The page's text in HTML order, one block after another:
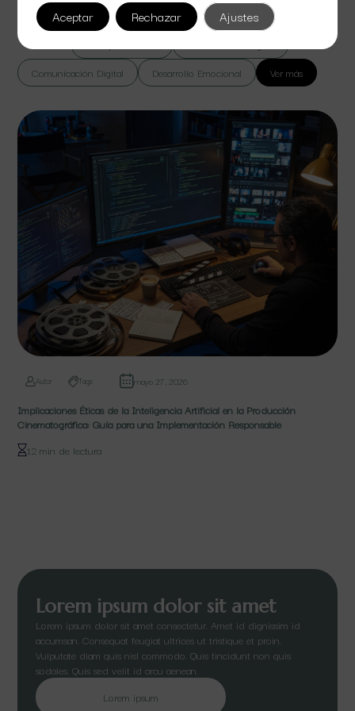
lorem massa vel suspendisse sed bibendum euismod.
Comunicación Digital
Desarrollo Emocional Ver más
Autor Tags mayo 27, 2026
Implicaciones Éticas de la Inteligencia Artificial en la Producción
Cinematográfica: Guía para una Implementación Responsable
12 min de lectura
Lorem ipsum dolor sit amet
Lorem ipsum dolor sit amet consectetur. Amet id dignissim id
accumsan. Consequat feugiat ultrices ut tristique et proin.
Vulputate diam quis nisl commodo. Quis tincidunt non quis
sodales. Quis sed velit id arcu aenean.
Lorem ipsum
Aceptar Rechazar Ajustes